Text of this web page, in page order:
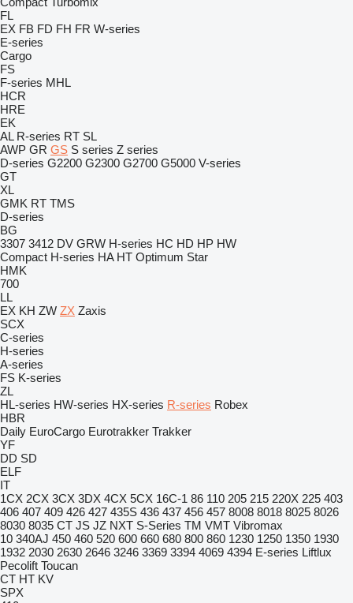
FL
EX FB FD FH FR W-series
E-series
Cargo
FS
F-series MHL
HCR
HRE
EK
AL R-series RT SL
AWP GR GS S series Z series
D-series G2200 G2300 G2700 G5000 V-series
GT
XL
GMK RT TMS
D-series
BG
3307 3412 DV GRW H-series HC HD HP HW
Compact H-series HA HT Optimum Star
HMK
700
LL
EX KH ZW ZX Zaxis
SCX
C-series
H-series
A-series
FS K-series
ZL
HL-series HW-series HX-series R-series Robex
HBR
Daily EuroCargo Eurotrakker Trakker
YF
DD SD
ELF
IT
1CX 2CX 3CX 3DX 4CX 5CX 16C-1 86 110 205 215 220X 225 403
406 407 409 426 427 435S 436 437 456 457 8008 8018 8025 8026
8030 8035 CT JS JZ NXT S-Series TM VMT Vibromax
10 340AJ 450 460 520 600 660 680 800 860 1230 1250 1350 1930
1932 2030 2630 2646 3246 3369 3394 4069 4394 E-series Liftlux
Pecolift Toucan
CT HT KV
SPX